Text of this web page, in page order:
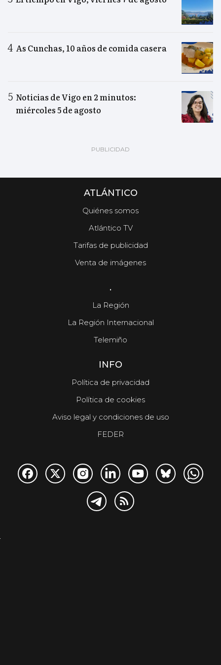
As Cunchas, 10 años de comida casera
Noticias de Vigo en 2 minutos:
miércoles 5 de agosto
ATLÁNTICO
Quiénes somos
Atlántico TV
Tarifas de publicidad
Venta de imágenes
.
La Región
La Región Internacional
Telemiño
INFO
Política de privacidad
Política de cookies
Aviso legal y condiciones de uso
FEDER